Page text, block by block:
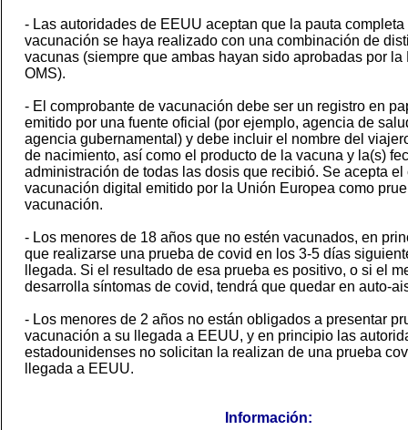
- Las autoridades de EEUU aceptan que la pauta completa
vacunación se haya realizado con una combinación de
vacunas (siempre que ambas hayan sido aprobadas por la
OMS).
- El comprobante de vacunación debe ser un registro en
emitido por una fuente oficial (por ejemplo, agencia de
agencia gubernamental) y debe incluir el nombre del
de nacimiento, así como el producto de la vacuna y la(s)
administración de todas las dosis que recibió. Se acepta el
vacunación digital emitido por la Unión Europea como
vacunación.
- Los menores de 18 años que no estén vacunados, en
que realizarse una prueba de covid en los 3-5 días
llegada. Si el resultado de esa prueba es positivo, o si el
desarrolla síntomas de covid, tendrá que quedar en auto-
- Los menores de 2 años no están obligados a presentar
vacunación a su llegada a EEUU, y en principio las
estadounidenses no solicitan la realizan de una prueba
llegada a EEUU.
Información: